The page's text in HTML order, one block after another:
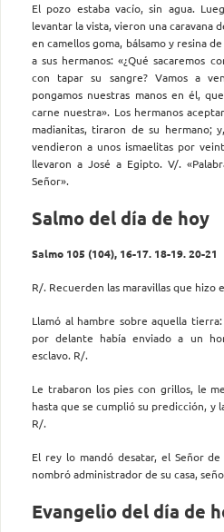
El pozo estaba vacío, sin agua.
levantar la vista, vieron una caravana
en camellos goma, bálsamo y resina
a sus hermanos: «¿Qué sacaremos
con tapar su sangre? Vamos a
pongamos nuestras manos en él,
carne nuestra». Los hermanos
madianitas, tiraron de su hermano;
vendieron a unos ismaelitas por
llevaron a José a Egipto. V/.
Señor».
Salmo del día de hoy
Salmo 105 (104), 16-17. 18-19. 20-21
R/. Recuerden las maravillas que hizo
Llamó al hambre sobre aquella
por delante había enviado a un
esclavo. R/.
Le trabaron los pies con grillos, le
hasta que se cumplió su predicción, y
R/.
El rey lo mandó desatar, el Señor
nombró administrador de su casa,
Evangelio del día de